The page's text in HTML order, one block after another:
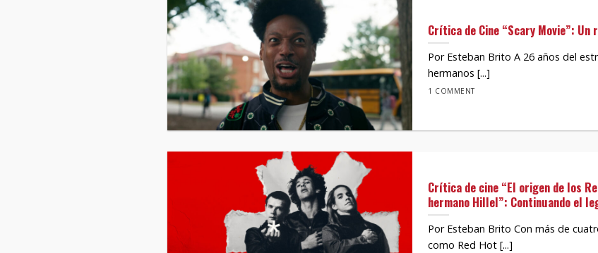
Crítica de Cine “Scary Movie”:
Por Esteban Brito A 26 años del
hermanos [...]
1 COMMENT
Crítica de cine “El origen de los
hermano Hillel”: Continuando el
Por Esteban Brito Con más de
como Red Hot [...]